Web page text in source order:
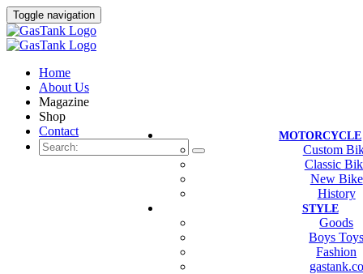
Toggle navigation
Home
About Us
Magazine
Shop
Contact
MOTORCYCLE
Custom
Classic
New Bike
History
STYLE
Goods
Boys
Fashion
gastank.co